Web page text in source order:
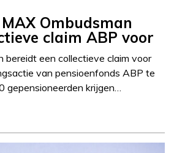
Ombudsman
claim ABP voor
bereidt een collectieve claim voor
van pensioenfonds ABP te
gepensioneerden krijgen…